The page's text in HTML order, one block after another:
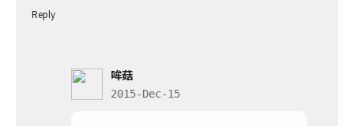
Reply
哞菇
2015-Dec-15